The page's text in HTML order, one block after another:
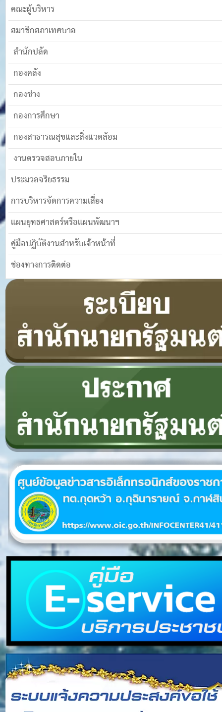
คณะผู้บริหาร
สมาชิกสภาเทศบาล
สำนักปลัด
กองคลัง
กองช่าง
กองการศึกษา
กองสาธารณสุขและสิ่งแวดล้อม
งานตรวจสอบภายใน
ประมวลจริยธรรม
การบริหารจัดการความเสี่ยง
แผนยุทธศาสตร์หรือแผนพัฒนาฯ
คู่มือปฏิบัติงานสำหรับเจ้าหน้าที่
ช่องทางการติดต่อ